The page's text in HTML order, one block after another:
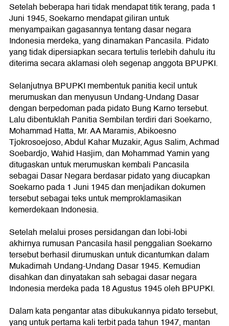
Setelah beberapa hari tidak mendapat titik terang, pada 1
Juni 1945, Soekarno mendapat giliran untuk
menyampaikan gagasannya tentang dasar negara
Indonesia merdeka, yang dinamakan Pancasila. Pidato
yang tidak dipersiapkan secara tertulis terlebih dahulu itu
diterima secara aklamasi oleh segenap anggota BPUPKI.
Selanjutnya BPUPKI membentuk panitia kecil untuk
merumuskan dan menyusun Undang-Undang Dasar
dengan berpedoman pada pidato Bung Karno tersebut.
Lalu dibentuklah Panitia Sembilan terdiri dari Soekarno,
Mohammad Hatta, Mr. AA Maramis, Abikoesno
Tjokrosoejoso, Abdul Kahar Muzakir, Agus Salim, Achmad
Soebardjo, Wahid Hasjim, dan Mohammad Yamin yang
ditugaskan untuk merumuskan kembali Pancasila
sebagai Dasar Negara berdasar pidato yang diucapkan
Soekarno pada 1 Juni 1945 dan menjadikan dokumen
tersebut sebagai teks untuk memproklamasikan
kemerdekaan Indonesia.
Setelah melalui proses persidangan dan lobi-lobi
akhirnya rumusan Pancasila hasil penggalian Soekarno
tersebut berhasil dirumuskan untuk dicantumkan dalam
Mukadimah Undang-Undang Dasar 1945. Kemudian
disahkan dan dinyatakan sah sebagai dasar negara
Indonesia merdeka pada 18 Agustus 1945 oleh BPUPKI.
Dalam kata pengantar atas dibukukannya pidato tersebut,
yang untuk pertama kali terbit pada tahun 1947, mantan